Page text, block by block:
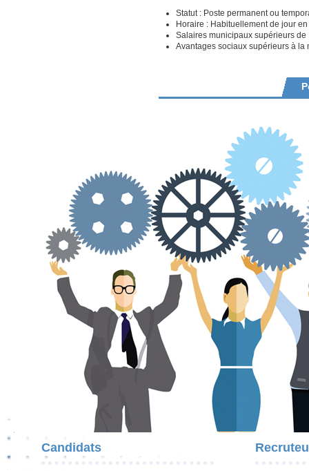
Statut : Poste permanent ou
Horaire : Habituellement de jour
Salaires municipaux supérieurs de
Avantages sociaux supérieurs à la
Candidats